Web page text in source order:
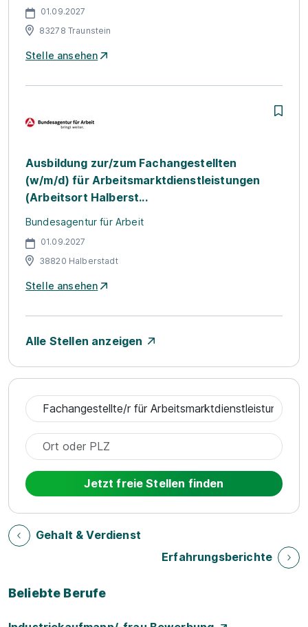
01.09.2027
83278 Traunstein
Stelle ansehen
Ausbildung zur/zum Fachangestellten
(w/m/d) für Arbeitsmarktdienstleistungen
(Arbeitsort Halberst...
Bundesagentur für Arbeit
01.09.2027
38820 Halberstadt
Stelle ansehen
Alle Stellen anzeigen
Jetzt freie Stellen finden
Gehalt & Verdienst
Erfahrungsberichte
Beliebte Berufe